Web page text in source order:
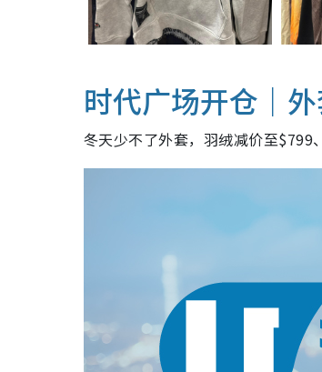
时代广场开仓｜
冬天少不了外套，羽绒减价至$799